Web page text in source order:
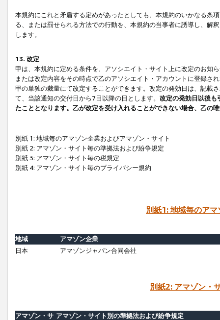
本規約にこれと矛盾する定めがあったとしても、本規約のいかなる条
る、または罰せられる方法での行動を、本規約の当事者に誘導し、解
します。
13. 改定
甲は、本規約に定める条件を、アソシエイト・サイト上に改定のお知
または改定内容をその時点で乙のアソシエイト・アカウントに登録さ
甲の単独の裁量にて改定することができます。改定の発効日は、記載
て、当該通知の交付日から7日以降の日とします。 改定の発効日以後も
たこととなります。乙が改定を受け入れることができない場合、乙の
別紙 1: 地域毎のアマゾン企業およびアマゾン・サイト
別紙 2: アマゾン・サイト毎の準拠法および紛争規定
別紙 3: アマゾン・サイト毎の税規定
別紙 4: アマゾン・サイト毎のプライバシー規約
別紙1: 地域毎のア
地域
アマゾン企業
日本
アマゾンジャパン合同会社
別紙2: アマゾン・
アマゾン・サ アマゾン・サイト別の準拠法および紛争規定